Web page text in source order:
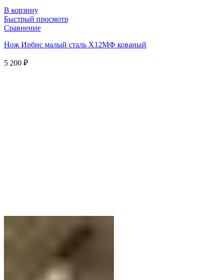
В корзину
Быстрый просмотр
Сравнение
Нож Ирбис малый сталь Х12МФ кованый
5 200 ₽